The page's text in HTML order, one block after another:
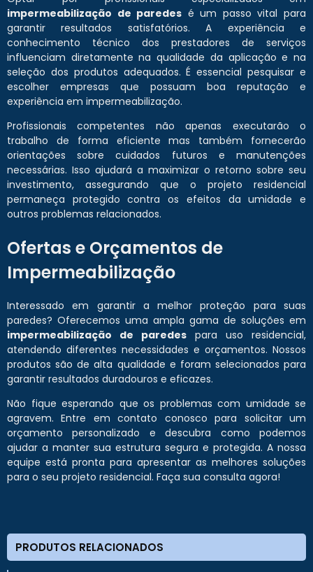
impermeabilização de paredes é um passo vital para
garantir resultados satisfatórios. A experiência e
conhecimento técnico dos prestadores de serviços
influenciam diretamente na qualidade da aplicação e na
seleção dos produtos adequados. É essencial pesquisar e
escolher empresas que possuam boa reputação e
experiência em impermeabilização.
Profissionais competentes não apenas executarão o
trabalho de forma eficiente mas também fornecerão
orientações sobre cuidados futuros e manutenções
necessárias. Isso ajudará a maximizar o retorno sobre seu
investimento, assegurando que o projeto residencial
permaneça protegido contra os efeitos da umidade e
outros problemas relacionados.
Ofertas e Orçamentos de
Impermeabilização
Interessado em garantir a melhor proteção para suas
paredes? Oferecemos uma ampla gama de soluções em
impermeabilização de paredes para uso residencial,
atendendo diferentes necessidades e orçamentos. Nossos
produtos são de alta qualidade e foram selecionados para
garantir resultados duradouros e eficazes.
Não fique esperando que os problemas com umidade se
agravem. Entre em contato conosco para solicitar um
orçamento personalizado e descubra como podemos
ajudar a manter sua estrutura segura e protegida. A nossa
equipe está pronta para apresentar as melhores soluções
para o seu projeto residencial. Faça sua consulta agora!
PRODUTOS RELACIONADOS